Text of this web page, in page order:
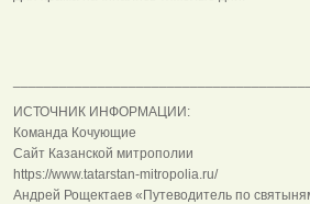
ИСТОЧНИК ИНФОРМАЦИИ:
Команда Кочующие
Сайт Казанской митрополии
https://www.tatarstan-mitropolia.ru/
Андрей Рощектаев «Путеводитель по